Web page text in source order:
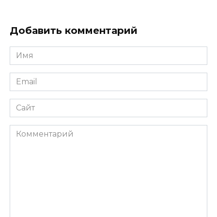
Добавить комментарий
Имя
*
Email
*
Сайт
Комментарий